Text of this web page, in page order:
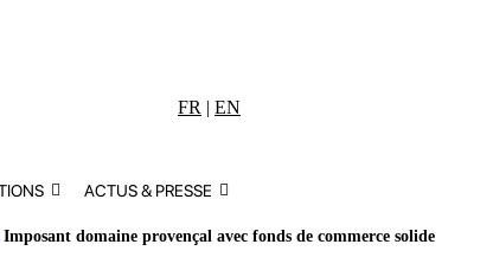
FR |EN
ACTUS & PRESSE
Imposant domaine provençal avec fonds de commerce solide